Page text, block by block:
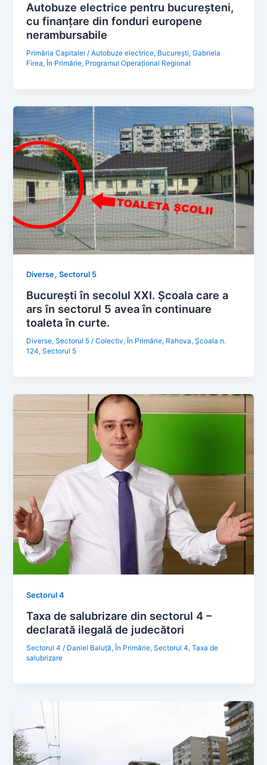
Autobuze electrice pentru bucureşteni,
cu finanţare din fonduri europene
nerambursabile
Primăria Capitalei /Autobuze electrice, Bucureşti,Gabriela
Firea, În Primărie, Programul Operaţional Regional
Diverse,Sectorul 5
București în secolul XXI. Şcoala care a
ars în sectorul 5 avea în continuare
toaleta în curte.
Diverse,Sectorul 5 /Colectiv, În Primărie, Rahova,Şcoala n.
124,Sectorul 5
Sectorul 4
Taxa de salubrizare din sectorul 4 –
declarată ilegală de judecători
Sectorul 4 / Daniel Baluță,În Primărie,Sectorul 4,Taxa de
salubrizare